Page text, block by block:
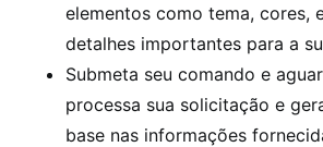
elementos como tema, cores,
detalhes importantes para a
Submeta seu comando e
processa sua solicitação e
base nas informações